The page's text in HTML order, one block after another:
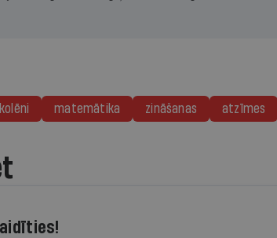
matemātika zināšanas atzīmes
baidīties!